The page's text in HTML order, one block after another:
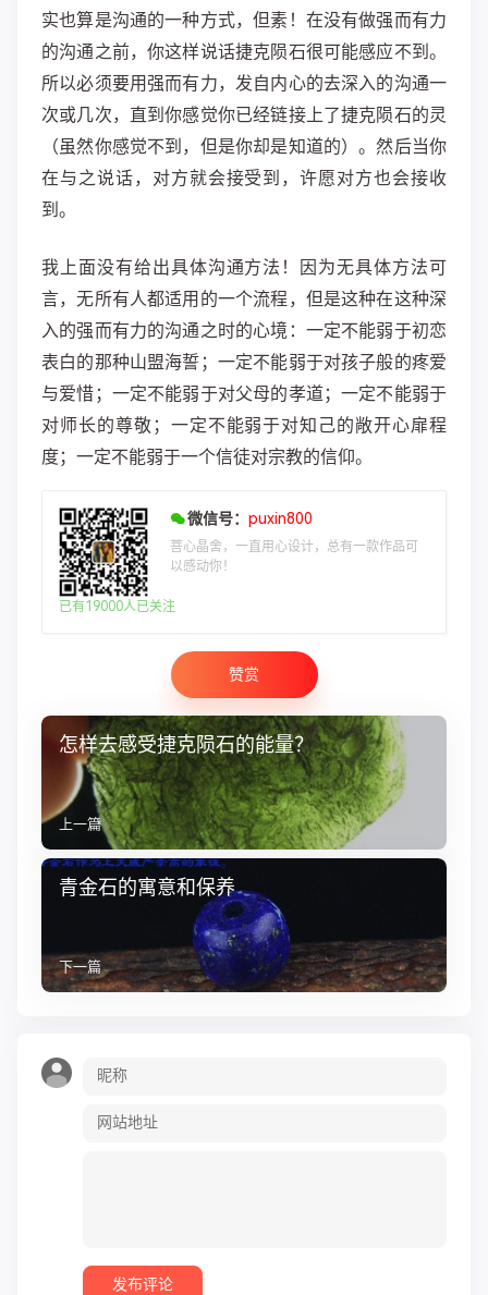
实也算是沟通的一种方式，但素！在没有做强而有力
的沟通之前，你这样说话捷克陨石很可能感应不到。
所以必须要用强而有力，发自内心的去深入的沟通一
次或几次，直到你感觉你已经链接上了捷克陨石的灵
（虽然你感觉不到，但是你却是知道的）。然后当你
在与之说话，对方就会接受到，许愿对方也会接收
到。
我上面没有给出具体沟通方法！因为无具体方法可
言，无所有人都适用的一个流程，但是这种在这种深
入的强而有力的沟通之时的心境：一定不能弱于初恋
表白的那种山盟海誓；一定不能弱于对孩子般的疼爱
与爱惜；一定不能弱于对父母的孝道；一定不能弱于
对师长的尊敬；一定不能弱于对知己的敞开心扉程
度；一定不能弱于一个信徒对宗教的信仰。
微信号： puxin800
菩心晶舍，一直用心设计，总有一款作品可
以感动你！
已有19000人已关注
赞赏
怎样去感受捷克陨石的能量？
上一篇
青金石的寓意和保养
下一篇